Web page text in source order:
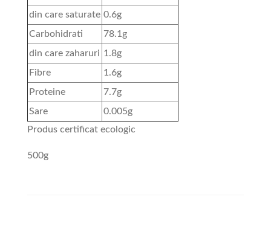
din care saturate 0.6g
Carbohidrati
78.1g
din care zaharuri 1.8g
Fibre
1.6g
Proteine
7.7g
Sare
0.005g
Produs certificat ecologic
500g